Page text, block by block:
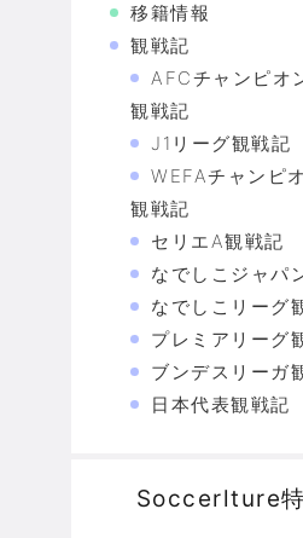
移籍情報
観戦記
AFCチャンピオ
観戦記
J1リーグ観戦記
WEFAチャンピ
観戦記
セリエA観戦記
なでしこジャパ
なでしこリーグ
プレミアリーグ
ブンデスリーガ
日本代表観戦記
Soccerlture